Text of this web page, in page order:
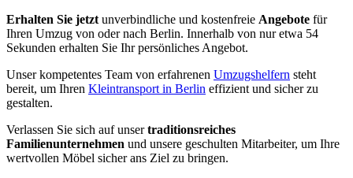
Erhalten Sie jetzt unverbindliche und kostenfreie Angebote für
Ihren Umzug von oder nach Berlin. Innerhalb von nur etwa 54
Sekunden erhalten Sie Ihr persönliches Angebot.
Unser kompetentes Team von erfahrenen Umzugshelfern steht
bereit, um Ihren Kleintransport in Berlin effizient und sicher zu
gestalten.
Verlassen Sie sich auf unsertraditionsreiches
Familienunternehmen und unsere geschulten Mitarbeiter, um Ihre
wertvollen Möbel sicher ans Ziel zu bringen.